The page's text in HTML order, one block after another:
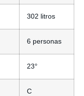
302 litros
6 personas
23°
C